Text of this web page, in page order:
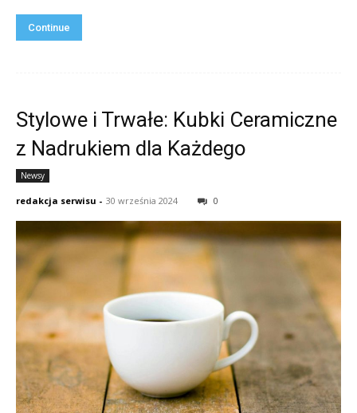
Continue
Stylowe i Trwałe: Kubki Ceramiczne
z Nadrukiem dla Każdego
Newsy
redakcja serwisu - 30 września 2024 0